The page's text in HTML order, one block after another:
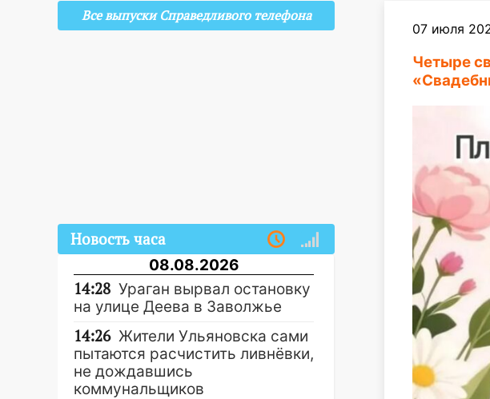
07 июля
Четыре
Все выпуски Справедливого телефона
Новость часа
08.08.2026
14:28 Ураган вырвал остановку
на улице Деева в Заволжье
14:26 Жители Ульяновска сами
пытаются расчистить ливнёвки,
не дождавшись
коммунальщиков